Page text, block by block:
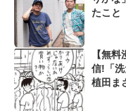
たこと
【無
信!「
植田ま